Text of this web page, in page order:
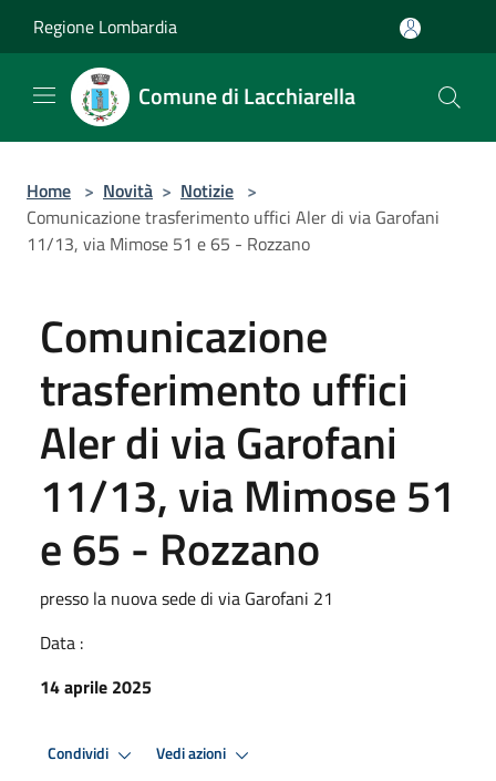
Regione Lombardia
Comune di Lacchiarella
Home > Novità > Notizie >
Comunicazione trasferimento uffici Aler di via Garofani
11/13, via Mimose 51 e 65 - Rozzano
Comunicazione
trasferimento uffici
Aler di via Garofani
11/13, via Mimose 51
e 65 - Rozzano
presso la nuova sede di via Garofani 21
Data :
14 aprile 2025
Condividi Vedi azioni